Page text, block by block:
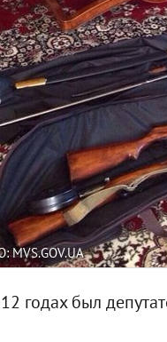
MVS.GOV.UA
годах был